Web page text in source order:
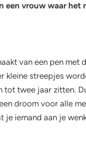
een vrouw waar het
van een pen met
kleine streepjes
tot twee jaar zitten.
droom voor alle
iemand aan je